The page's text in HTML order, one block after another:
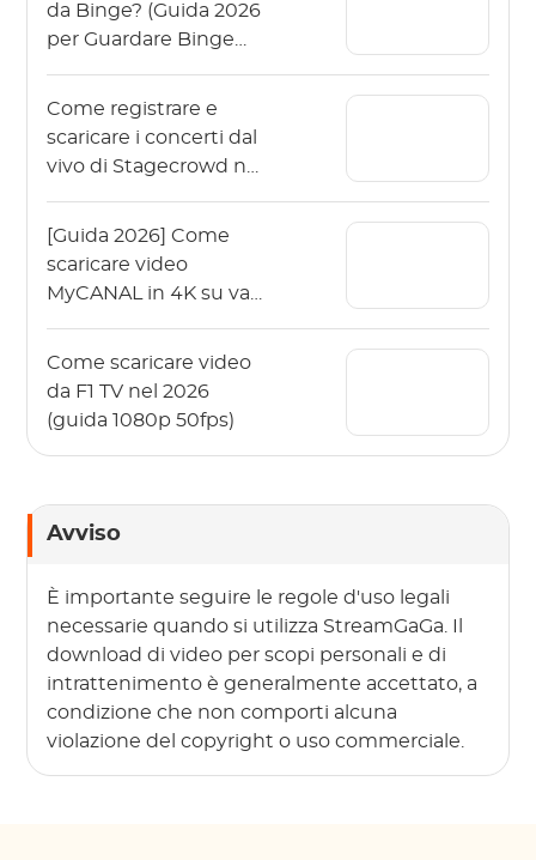
da Binge? (Guida 2026
per Guardare Binge
Come registrare e
scaricare i concerti dal
vivo di Stagecrowd nel
[Guida 2026] Come
scaricare video
MyCANAL in 4K su vari
Come scaricare video
da F1 TV nel 2026
(guida 1080p 50fps)
Avviso
È importante seguire le regole d'uso legali
necessarie quando si utilizza StreamGaGa. Il
download di video per scopi personali e di
intrattenimento è generalmente accettato, a
condizione che non comporti alcuna
violazione del copyright o uso commerciale.